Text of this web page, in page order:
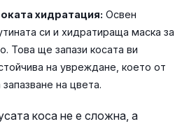
хидратация: Освен
си и хидратираща маска за
Това ще запази косата ви
на увреждане, което от
на цвета.
коса не е сложна, а